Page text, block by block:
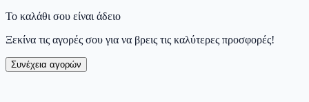
Το καλάθι σου είναι άδειο
Ξεκίνα τις αγορές σου για να βρεις τις καλύτερες προσφορές!
Συνέχεια αγορών